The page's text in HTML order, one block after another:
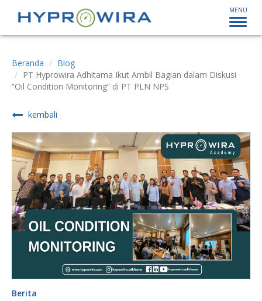
MENU
Beranda
Blog
PT Hyprowira Adhitama Ikut Ambil Bagian dalam Diskusi
“Oil Condition Monitoring” di PT PLN NPS
kembali
Berita